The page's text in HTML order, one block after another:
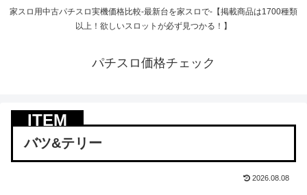
家スロ用中古パチスロ実機価格比較-最新台を家スロで-【掲載商品は1700種類
以上！欲しいスロットが必ず見つかる！】
パチスロ価格チェック
バツ&テリー
2026.08.08